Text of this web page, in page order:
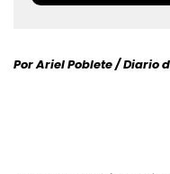
Por Ariel Poblete / Diario